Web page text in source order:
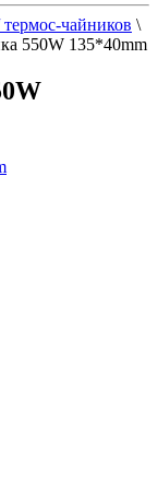
чайников \
550W 135*40mm